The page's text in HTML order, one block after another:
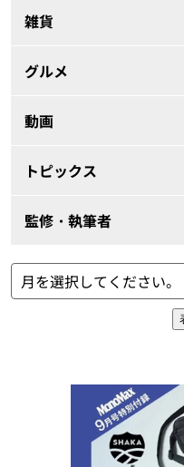
雑貨
グルメ
動画
トピックス
監修・執筆者